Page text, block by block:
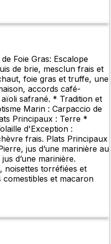
Foie Gras: Escalope
de brie, mesclun frais et
foie gras et truffe, une
accords café-
safrané. * Tradition et
Marin : Carpaccio de
Principaux : Terre *
d'Exception :
frais. Plats Principaux
jus d’une marinière au
d’une marinière.
noisettes torréfiées et
et macaron